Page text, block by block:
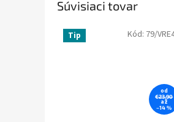
Súvisiaci tovar
Tip
od
€23,90
až
–14 %
Kód: 79/